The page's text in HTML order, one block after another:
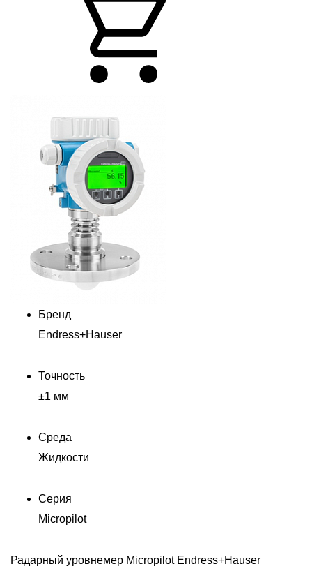
Бренд
Endress+Hauser
Точность
±1 мм
Среда
Жидкости
Серия
Micropilot
Радарный уровнемер Micropilot Endress+Hauser